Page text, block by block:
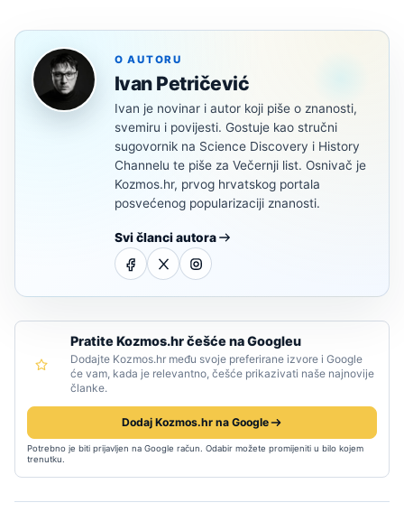
O AUTORU
Ivan Petričević
Ivan je novinar i autor koji piše o znanosti,
svemiru i povijesti. Gostuje kao stručni
sugovornik na Science Discovery i History
Channelu te piše za Večernji list. Osnivač je
Kozmos.hr, prvog hrvatskog portala
posvećenog popularizaciji znanosti.
Svi članci autora
Pratite Kozmos.hr češće na Googleu
Dodajte Kozmos.hr među svoje preferirane izvore i Google
će vam, kada je relevantno, češće prikazivati naše najnovije
članke.
Dodaj Kozmos.hr na Google
Potrebno je biti prijavljen na Google račun. Odabir možete promijeniti u bilo kojem
trenutku.